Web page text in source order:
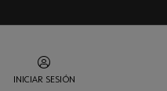
INICIAR SESIÓN